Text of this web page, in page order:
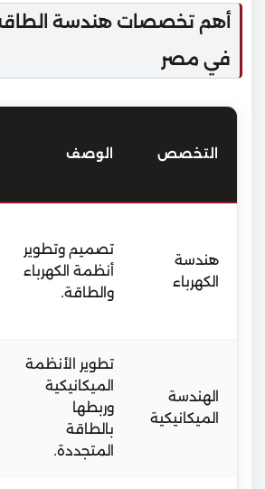
أهم تخصصات هندسة
في مصر
التخصص الوصف
هندسة
الكهرباء
تصميم وتطوير
أنظمة الكهرباء
والطاقة.
الهندسة
الميكانيكية
تطوير الأنظمة
الميكانيكية
وربطها
بالطاقة
المتجددة.